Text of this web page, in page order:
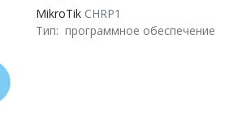
MikroTikCHRP1
Тип: программное обеспечение